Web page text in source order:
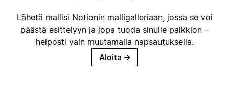
Lähetä mallisi Notionin malligalleriaan, jossa se voi
päästä esittelyyn ja jopa tuoda sinulle palkkion –
helposti vain muutamalla napsautuksella.
Aloita →